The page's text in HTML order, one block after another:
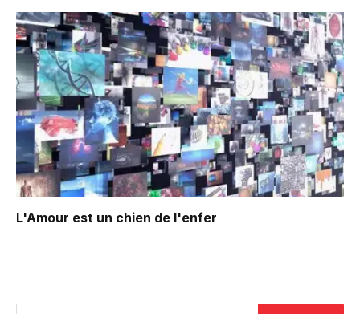
L'Amour est un chien de l'enfer